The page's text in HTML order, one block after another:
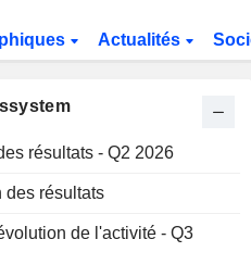
Actualités
résultats - Q2 2026
des résultats
de l'activité - Q3